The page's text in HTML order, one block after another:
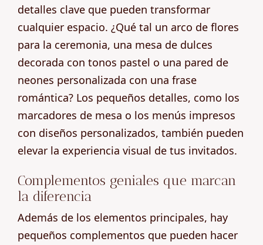
detalles clave que pueden transformar
cualquier espacio. ¿Qué tal un arco de flores
para la ceremonia, una mesa de dulces
decorada con tonos pastel o una pared de
neones personalizada con una frase
romántica? Los pequeños detalles, como los
marcadores de mesa o los menús impresos
con diseños personalizados, también pueden
elevar la experiencia visual de tus invitados.
Complementos geniales que marcan
la diferencia
Además de los elementos principales, hay
pequeños complementos que pueden hacer